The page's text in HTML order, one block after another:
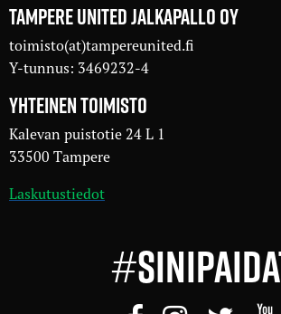
TAMPERE UNITED JALKAPALLO OY
toimisto(at)tampereunited.fi
Y-tunnus: 3469232-4
YHTEINEN TOIMISTO
Kalevan puistotie 24 L 1
33500 Tampere
Laskutustiedot
#